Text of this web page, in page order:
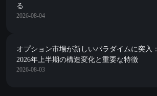
る
2026-08-04
オプション市場が新しいパラダイムに突入：
2026年上半期の構造変化と重要な特徴
2026-08-03